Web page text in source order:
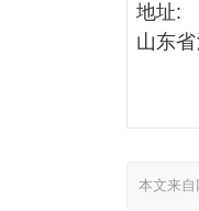
地址:
山东
本文来自